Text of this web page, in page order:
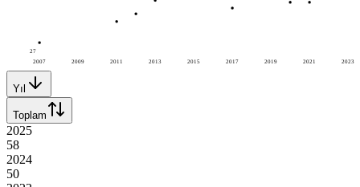
2007 2009 2011 2013 2015 2017 2019 2021 2023
27
Yıl
Toplam
2025
58
2024
50